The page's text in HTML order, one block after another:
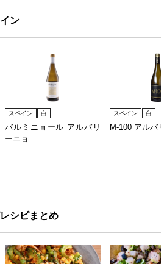
ン
スペイン 白
バルミニョール アルバリ
ーニョ
スペイン 白
M-100 アルバ
シピまとめ